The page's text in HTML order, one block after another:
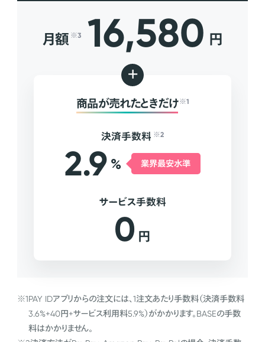
月額 ※3 16,580 円
+
商品が売れたときだけ ※1
決済手数料 ※2
2.9 % 業界最安水準
サービス手数料
0 円
※1PAY IDアプリからの注文には、1注文あたり手数料（決済手数料
3.6%+40円+サービス利用料5.9%）がかかります。BASEの手数
料はかかりません。